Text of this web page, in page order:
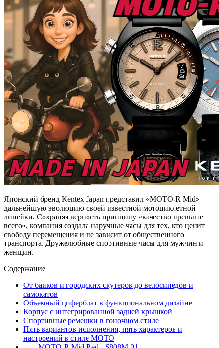
Японский бренд Kentex Japan представил «MOTO-R Mid» —
дальнейшую эволюцию своей известной мотоциклетной
линейки. Сохраняя верность принципу «качество превыше
всего», компания создала наручные часы для тех, кто ценит
свободу перемещения и не зависит от общественного
транспорта. Дружелюбные спортивные часы для мужчин и
женщин.
Содержание
От байков и городских скутеров до велосипедов и
самокатов
Объемный циферблат в функциональном дизайне
Корпус с интегрированной задней крышкой
Спортивные ремешки в гоночном стиле
Пять вариантов исполнения, пять характеров и
настроений в стиле MOTO